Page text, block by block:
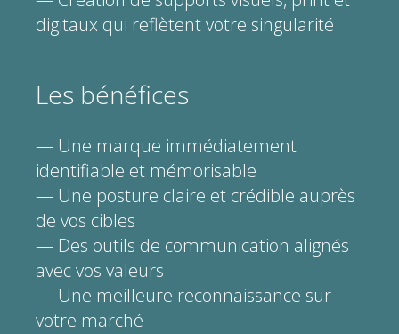
digitaux qui reflètent votre singularité
Les bénéfices
— Une marque immédiatement
identifiable et mémorisable
— Une posture claire et crédible auprès
de vos cibles
— Des outils de communication alignés
avec vos valeurs
— Une meilleure reconnaissance sur
votre marché